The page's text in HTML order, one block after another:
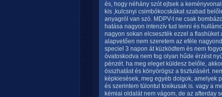
és, hogy néhány szót ejtsek a
kis ,kulcsnyi csimbókocskákat szabad
anyagról van szó. MDPV-t ne csak
hatása nagyon intenzív tud lenni és
nagyon sokan elcseszték ezzel a
alapvetően nem szeretem az eféle
speciel 3 napon át küzködtem és nem
óvatoskodva nem fog olyan hűde érzést
pénzét. ha meg eleget küldesz belőle,
összhatást és könyörögsz a tisztulásért.
képkiesések, meg egyéb dolgok, amelyek
és szerintem túlontul toxikusak is. vagy a
kémiai oldalát nem vágom, de az afterday